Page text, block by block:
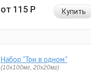
от 115Р Купить
Набор "Три в одном"
(10x100мг, 20x20мг)